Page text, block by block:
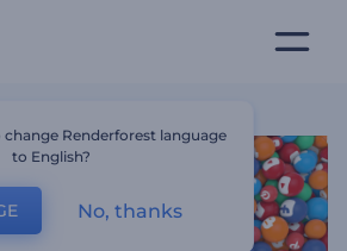
Renderforest language
to English?
No, thanks